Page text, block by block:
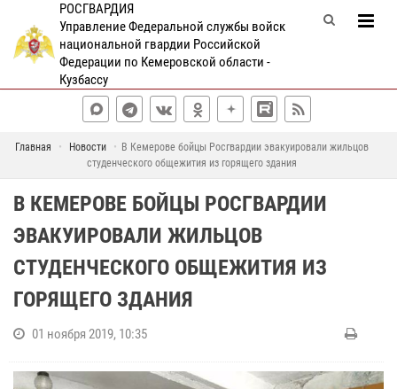
РОСГВАРДИЯ
Управление Федеральной службы войск
национальной гвардии Российской
Федерации по Кемеровской области -
Кузбассу
Главная Новости
В Кемерове бойцы Росгвардии эвакуировали жильцов
студенческого общежития из горящего здания
В КЕМЕРОВЕ БОЙЦЫ РОСГВАРДИИ
ЭВАКУИРОВАЛИ ЖИЛЬЦОВ
СТУДЕНЧЕСКОГО ОБЩЕЖИТИЯ ИЗ
ГОРЯЩЕГО ЗДАНИЯ
01 ноября 2019, 10:35